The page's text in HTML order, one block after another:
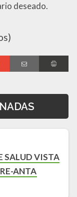
deseado.
SALUD VISTA
ANTA